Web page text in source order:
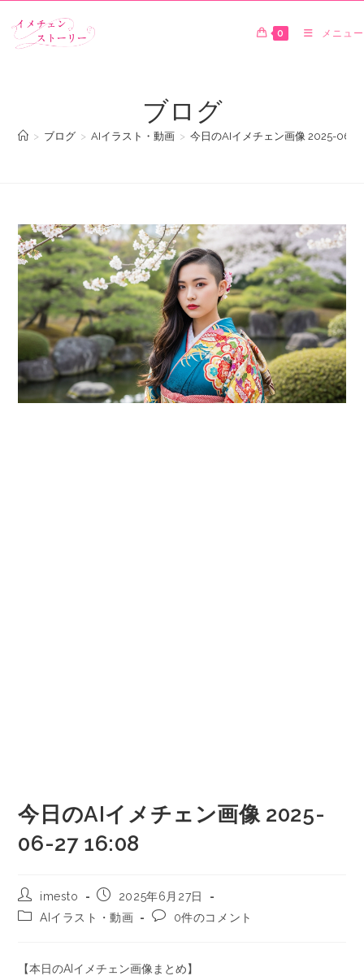
0 メニュー
ブログ
> ブログ > AIイラスト・動画 > 今日のAIイメチェン画像 2025-06-
今日のAIイメチェン画像 2025-
06-27 16:08
imesto
2025年6月27日
AIイラスト・動画
0件のコメント
【本日のAIイメチェン画像まとめ】